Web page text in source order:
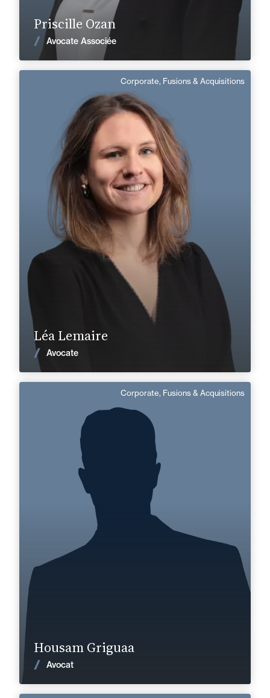
Priscille Ozan
Avocate Associée
En savoir plus
Léa Lemaire
Avocate
Corporate, Fusions & Acquisitions
Léa Lemaire
Langue(s) parlé(es) :
Français
Domaine d’expertises :
Corporate, Fusions & Acquisitions
+33 2 33 82 33 10
lea.lemaire@fidal.com
En savoir plus
Housam Griguaa
Avocat
Corporate, Fusions & Acquisitions
Housam Griguaa
Anglais, Arabe
Domaine d’expertises :
Corporate, Fusions & Acquisitions
+33 2 33 82 33 10